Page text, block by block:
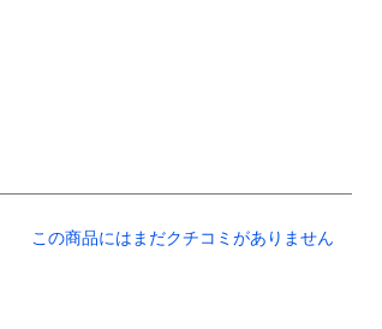
この商品にはまだクチコミがありません